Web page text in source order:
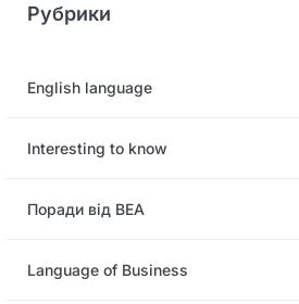
Рубрики
English language
Interesting to know
Поради від BEA
Language of Business